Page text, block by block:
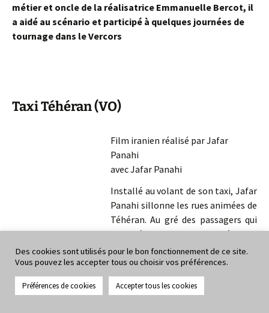
métier et oncle de la réalisatrice Emmanuelle Bercot, il
a aidé au scénario et participé à quelques journées de
tournage dans le Vercors
Taxi Téhéran (VO)
Film iranien réalisé par Jafar
Panahi
avec Jafar Panahi
Installé au volant de son taxi, Jafar
Panahi sillonne les rues animées de
Téhéran. Au gré des passagers qui
se succèdent et se confient à lui, le
réalisateur dresse le portrait de la
société iranienne entre rires et émotion…
C’est alors qu’il rentrait un soir en taxi que Jafar Panahi
remarqua que les gens parlaient plus librement dans le
Des cookies sont utilisés pour le bon fonctionnement de ce site.
Vous pouvez les accepter tous ou choisir vos préférences.
Préférences de cookies Accepter tous les cookies